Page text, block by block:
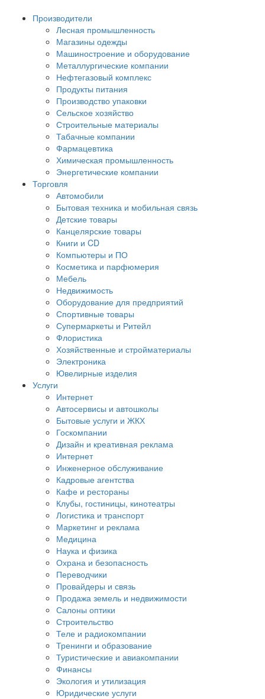
Производители
Лесная промышленность
Магазины одежды
Машиностроение и оборудование
Металлургические компании
Нефтегазовый комплекс
Продукты питания
Производство упаковки
Сельское хозяйство
Строительные материалы
Табачные компании
Фармацевтика
Химическая промышленность
Энергетические компании
Торговля
Автомобили
Бытовая техника и мобильная связь
Детские товары
Канцелярские товары
Книги и CD
Компьютеры и ПО
Косметика и парфюмерия
Мебель
Недвижимость
Оборудование для предприятий
Спортивные товары
Супермаркеты и Ритейл
Флористика
Хозяйственные и стройматериалы
Электроника
Ювелирные изделия
Услуги
Интернет
Автосервисы и автошколы
Бытовые услуги и ЖКХ
Госкомпании
Дизайн и креативная реклама
Интернет
Инженерное обслуживание
Кадровые агентства
Кафе и рестораны
Клубы, гостиницы, кинотеатры
Логистика и транспорт
Маркетинг и реклама
Медицина
Наука и физика
Охрана и безопасность
Переводчики
Провайдеры и связь
Продажа земель и недвижимости
Салоны оптики
Строительство
Теле и радиокомпании
Тренинги и образование
Туристические и авиакомпании
Финансы
Экология и утилизация
Юридические услуги